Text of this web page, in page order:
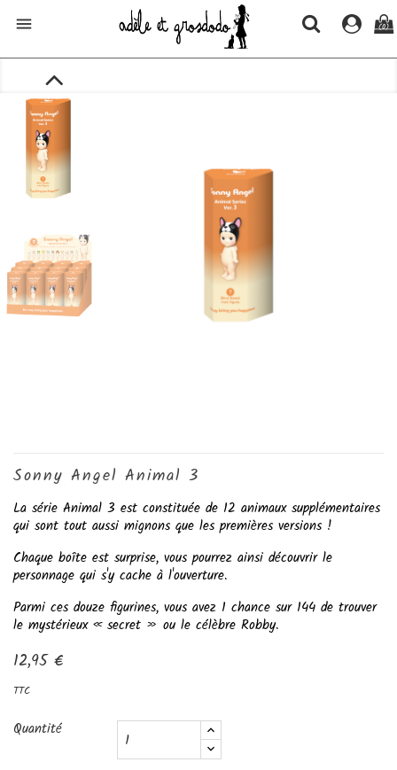
 (0)
Sonny Angel Animal 3
La série Animal 3 est constituée de 12 animaux supplémentaires
qui sont tout aussi mignons que les premières versions !
Chaque boîte est surprise, vous pourrez ainsi découvrir le
personnage qui s'y cache à l'ouverture.
Parmi ces douze figurines, vous avez 1 chance sur 144 de trouver
le mystérieux « secret » ou le célèbre Robby.
12,95 €
TTC
Quantité